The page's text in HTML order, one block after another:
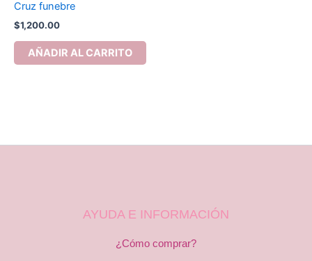
Cruz funebre
$1,200.00
AÑADIR AL CARRITO
AYUDA E INFORMACIÓN
¿Cómo comprar?